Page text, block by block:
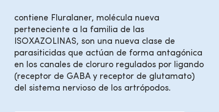
contiene Fluralaner, molécula nueva
perteneciente a la familia de las
ISOXAZOLINAS, son una nueva clase de
parasiticidas que actúan de forma antagónica
en los canales de cloruro regulados por ligando
(receptor de GABA y receptor de glutamato)
del sistema nervioso de los artrópodos.